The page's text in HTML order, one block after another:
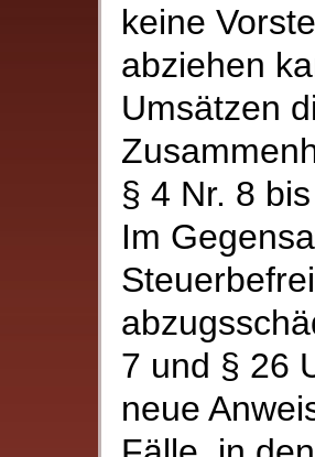
keine
abziehen
Umsätzen
§ 4 Nr. 8
Im
7 und § 26
neue